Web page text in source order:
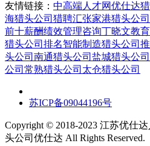
友情链接： 中高端人才网优仕达
海猎头公司 猎聘汇张家港猎头公司
前十薪酬绩效管理咨询丁晓文教
猎头公司排名智能制造猎头公司
头公司 南通猎头公司 盐城猎头公司
公司 常熟猎头公司 太仓猎头公司
苏ICP备09044196号
Copyright © 2018-2023 江苏优仕
头公司优仕达 All Rights Reserved.